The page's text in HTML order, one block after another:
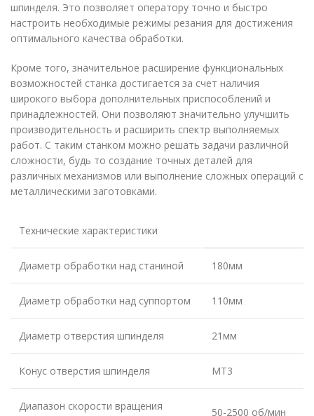
шпинделя. Это позволяет оператору точно и быстро
настроить необходимые режимы резания для достижения
оптимального качества обработки.
Кроме того, значительное расширение функциональных
возможностей станка достигается за счет наличия
широкого выбора дополнительных приспособлений и
принадлежностей. Они позволяют значительно улучшить
производительность и расширить спектр выполняемых
работ. С таким станком можно решать задачи различной
сложности, будь то создание точных деталей для
различных механизмов или выполнение сложных операций с
металлическими заготовками.
Технические характеристики
Диаметр обработки над станиной 180мм
Диаметр обработки над суппортом 110мм
Диаметр отверстия шпинделя 21мм
Конус отверстия шпинделя МТ3
Диапазон скорости вращения
50-2500 об/мин